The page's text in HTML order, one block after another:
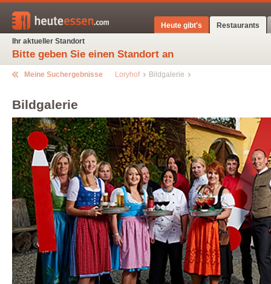
Restaurants
Heute gibt's
Ihr aktueller Standort
Bitte geben Sie einen Standort an
Meine Suchergebnisse Loryhof Bildgalerie
Bildgalerie